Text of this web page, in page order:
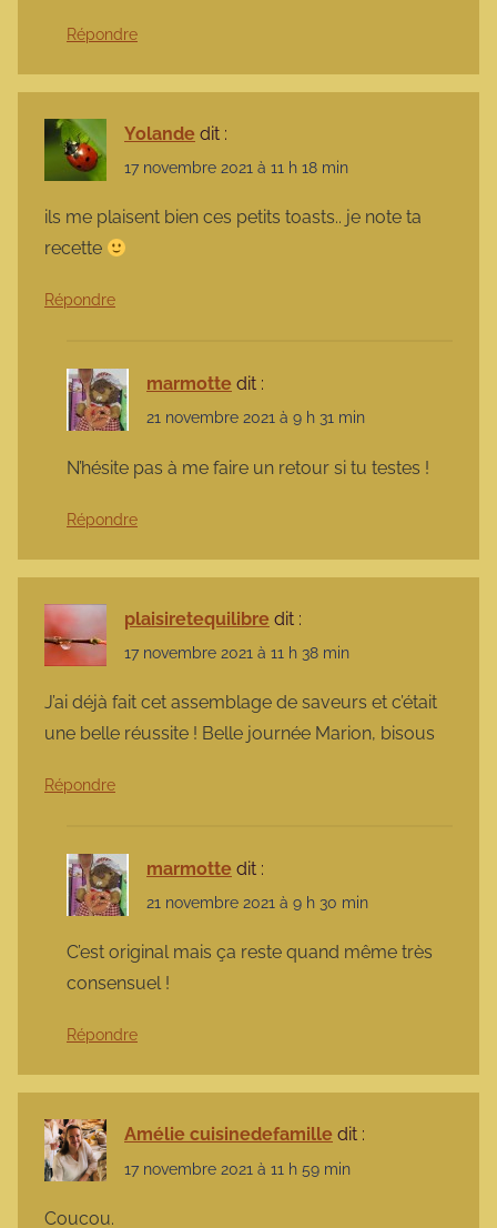
Répondre
Yolande dit :
17 novembre 2021 à 11 h 18 min
ils me plaisent bien ces petits toasts.. je note ta
recette
Répondre
marmotte dit :
21 novembre 2021 à 9 h 31 min
N’hésite pas à me faire un retour si tu testes !
Répondre
plaisiretequilibre dit :
17 novembre 2021 à 11 h 38 min
J’ai déjà fait cet assemblage de saveurs et c’était
une belle réussite ! Belle journée Marion, bisous
Répondre
marmotte dit :
21 novembre 2021 à 9 h 30 min
C’est original mais ça reste quand même très
consensuel !
Répondre
Amélie cuisinedefamille dit :
17 novembre 2021 à 11 h 59 min
Coucou.